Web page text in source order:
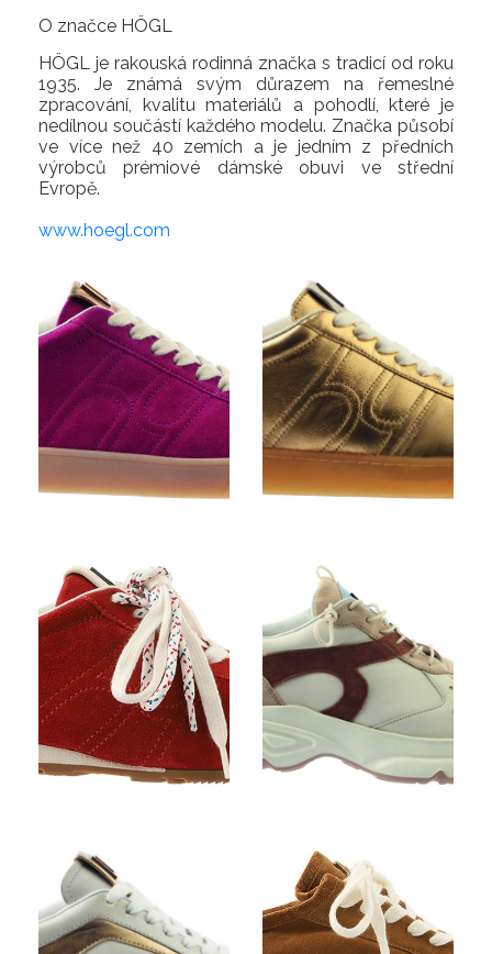
O značce HÖGL
HÖGL je rakouská rodinná značka s tradicí od roku
1935. Je známá svým důrazem na řemeslné
zpracování, kvalitu materiálů a pohodlí, které je
nedílnou součástí každého modelu. Značka působí
ve více než 40 zemích a je jedním z předních
výrobců prémiové dámské obuvi ve střední
Evropě.
www.hoegl.com